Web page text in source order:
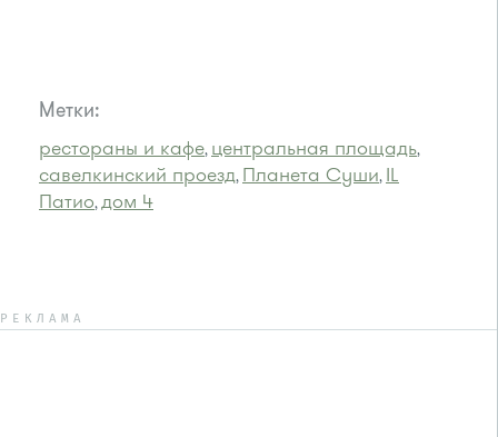
Метки:
рестораны и кафе, центральная площадь,
савелкинский проезд, Планета Суши, IL
Патио,дом 4
РЕКЛАМА